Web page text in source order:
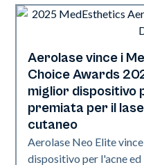
Industria
Aerolase vince i
Choice Awards
miglior dispositivo
premiata per il
cutaneo
Aerolase Neo Elite
dispositivo per l'acne